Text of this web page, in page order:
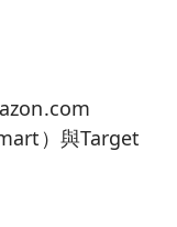
）與Target